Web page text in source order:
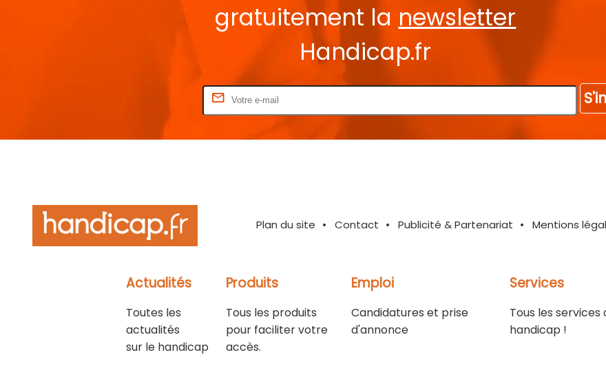
gratuitement la newsletter
Handicap.fr
Plan du site Contact Publicité & Partenariat Mentions
Actualités
Toutes les
actualités
sur le handicap
Produits
Tous les produits
pour faciliter votre
accès.
Emploi
Candidatures et prise
d'annonce
Services
Tous les services
handicap !